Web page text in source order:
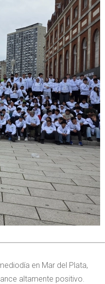
en Mar del Plata,
altamente positivo.